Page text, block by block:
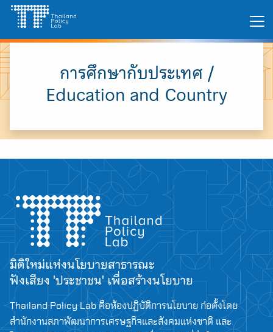
Skip
content
A A A
Search
for:
การศึกษากับประเทศ /
Education and Country
มิติใหม่แห่งนโยบายสาธารณะ
ฟังเสียง 'ประชาชน' เพื่อสร้างนโยบาย
Thailand Policy Lab คือห้องปฏิบัติการนโยบาย ก่อตั้งโดย
สำนักงานสภาพัฒนาการเศรษฐกิจและสังคมแห่งชาติ และ